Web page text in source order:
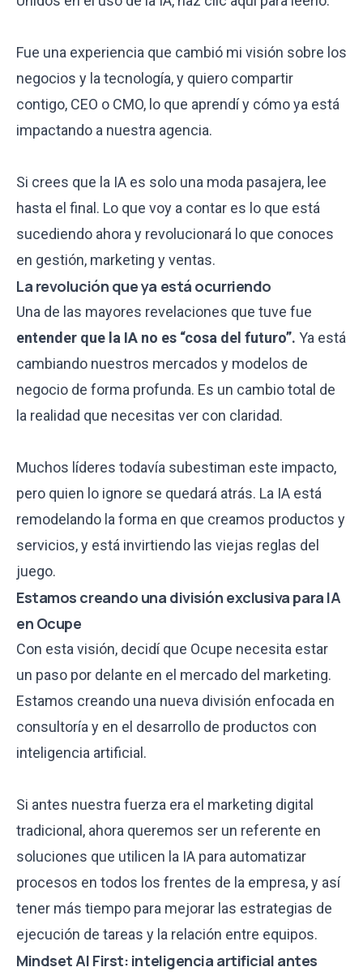
Fue una experiencia que cambió mi visión sobre los
negocios y la tecnología, y quiero compartir
contigo, CEO o CMO, lo que aprendí y cómo ya está
impactando a nuestra agencia.
Si crees que la IA es solo una moda pasajera, lee
hasta el final. Lo que voy a contar es lo que está
sucediendo ahora y revolucionará lo que conoces
en gestión, marketing y ventas.
La revolución que ya está ocurriendo
Una de las mayores revelaciones que tuve fue
entender que la IA no es “cosa del futuro”. Ya está
cambiando nuestros mercados y modelos de
negocio de forma profunda. Es un cambio total de
la realidad que necesitas ver con claridad.
Muchos líderes todavía subestiman este impacto,
pero quien lo ignore se quedará atrás. La IA está
remodelando la forma en que creamos productos y
servicios, y está invirtiendo las viejas reglas del
juego.
Estamos creando una división exclusiva para IA
en Ocupe
Con esta visión, decidí que Ocupe necesita estar
un paso por delante en el mercado del marketing.
Estamos creando una nueva división enfocada en
consultoría y en el desarrollo de productos con
inteligencia artificial.
Si antes nuestra fuerza era el marketing digital
tradicional, ahora queremos ser un referente en
soluciones que utilicen la IA para automatizar
procesos en todos los frentes de la empresa, y así
tener más tiempo para mejorar las estrategias de
ejecución de tareas y la relación entre equipos.
Mindset AI First: inteligencia artificial antes